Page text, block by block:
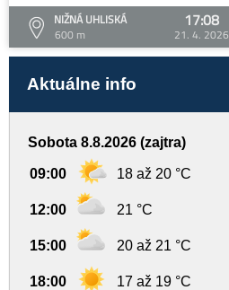
NIŽNÁ UHLISKÁ
600 m
17:08
21. 4. 2026
Aktuálne info
Sobota 8.8.2026 (zajtra)
09:00 18 až 20 °C
12:00 21 °C
15:00 20 až 21 °C
18:00 17 až 19 °C